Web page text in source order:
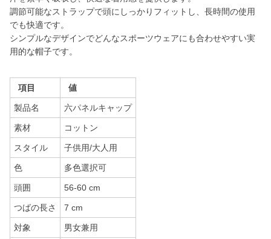
調節可能なストラップで頭にしっかりフィットし、長時間の使用
でも快適です。
シンプルなデザインでどんなスポーツウェアにも合わせやすい実
用的な帽子です。
項目 値
製品名 六パネルキャップ
素材 コットン
スタイル 子供用/大人用
色 多色選択可
頭囲 56-60 cm
つばの長さ 7 cm
対象 男女兼用